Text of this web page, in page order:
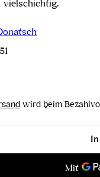
vielschichtig.
wird beim
Unique
für Chardonnay